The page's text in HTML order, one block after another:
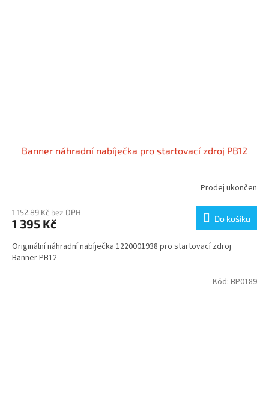
Banner náhradní nabíječka pro startovací zdroj PB12
Prodej ukončen
1 152,89 Kč bez DPH
1 395 Kč Do košíku
Originální náhradní nabíječka 1220001938 pro startovací zdroj
Banner PB12
Kód: BP0189